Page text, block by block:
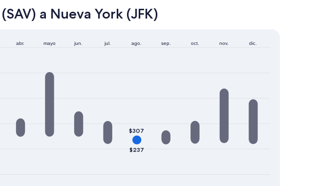
a Nueva York (JFK)
abr. mayo jun. jul. ago. sep. oct. nov. dic.
$237
$307